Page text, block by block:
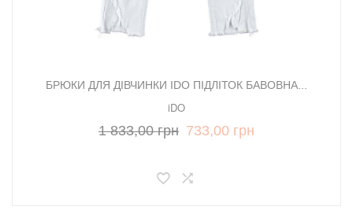
БРЮКИ ДЛЯ ДІВЧИНКИ IDO ПІДЛІТОК БАВОВНА...
iDO
1 833,00 грн 733,00 грн